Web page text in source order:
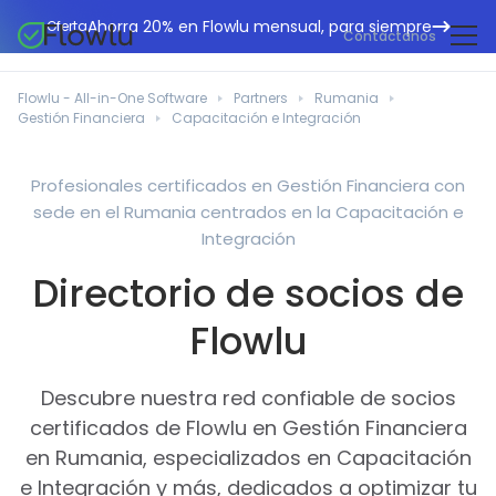
OfertaAhorra 20% en Flowlu mensual, para siempre
Contáctanos
Gestión de proyectos
Facturación en línea
Automatización del flujo de trabajo
Herramientas de colaboración
Gestión financiera
Base de conocimientos
Agencias de marketing
Departamentos de TI
Empresas manufactureras
Pequeños negocios
Organizadores de eventos
Centro de ayuda
Blog Flowlu
Guías
Casos prácticos
Herramientas gratuitas
Português
Flowlu - All-in-One Software Partners
Rumania
Gestión Financiera
Capacitación e Integración
Profesionales certificados en Gestión Financiera con
sede en el Rumania centrados en la Capacitación e
Integración
Directorio de socios de
Flowlu
Descubre nuestra red confiable de socios
certificados de Flowlu en Gestión Financiera
en Rumania, especializados en Capacitación
e Integración y más, dedicados a optimizar tu